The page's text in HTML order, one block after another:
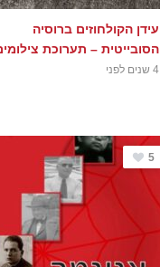
עידן הקולחוזים ברוסיה
הסובייטית – תערוכת
4 שנים לפני
5